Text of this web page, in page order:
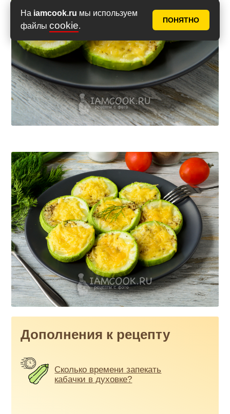
На iamcook.ru мы используем
файлы cookie.
ПОНЯТНО
Дополнения к рецепту
Сколько времени запекать
кабачки в духовке?